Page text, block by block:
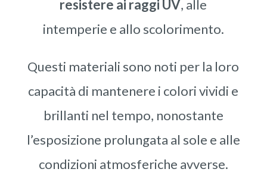
resistere ai raggi UV, alle
intemperie e allo scolorimento.
Questi materiali sono noti per la loro
capacità di mantenere i colori vividi e
brillanti nel tempo, nonostante
l’esposizione prolungata al sole e alle
condizioni atmosferiche avverse.